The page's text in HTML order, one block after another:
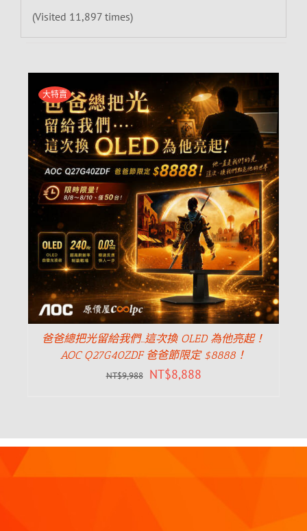
(Visited 11,897 times)
大特賣
爸爸總把光留給我們…這次換 OLED 為他亮起！
AOC Q27G40ZDF 爸爸節限定 $8888！
NT$9,988 NT$8,888